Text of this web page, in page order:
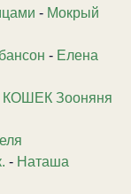
- Мокрый
- Елена
Зооняня
- Наташа